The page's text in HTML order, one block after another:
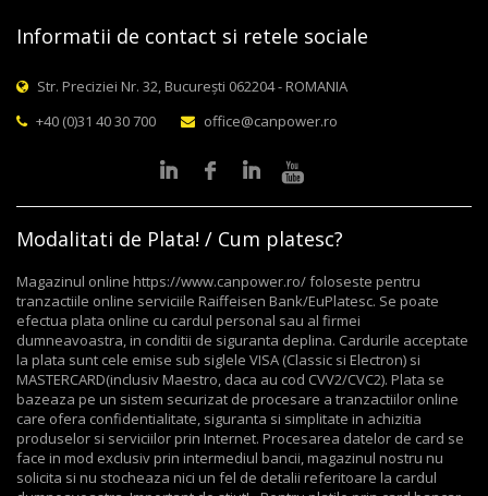
Informatii de contact si retele sociale
Str. Preciziei Nr. 32, București 062204 - ROMANIA
+40 (0)31 40 30 700
office@canpower.ro
Modalitati de Plata! / Cum platesc?
Magazinul online https://www.canpower.ro/ foloseste pentru
tranzactiile online serviciile Raiffeisen Bank/EuPlatesc. Se poate
efectua plata online cu cardul personal sau al firmei
dumneavoastra, in conditii de siguranta deplina. Cardurile acceptate
la plata sunt cele emise sub siglele VISA (Classic si Electron) si
MASTERCARD(inclusiv Maestro, daca au cod CVV2/CVC2). Plata se
bazeaza pe un sistem securizat de procesare a tranzactiilor online
care ofera confidentialitate, siguranta si simplitate in achizitia
produselor si serviciilor prin Internet. Procesarea datelor de card se
face in mod exclusiv prin intermediul bancii, magazinul nostru nu
solicita si nu stocheaza nici un fel de detalii referitoare la cardul